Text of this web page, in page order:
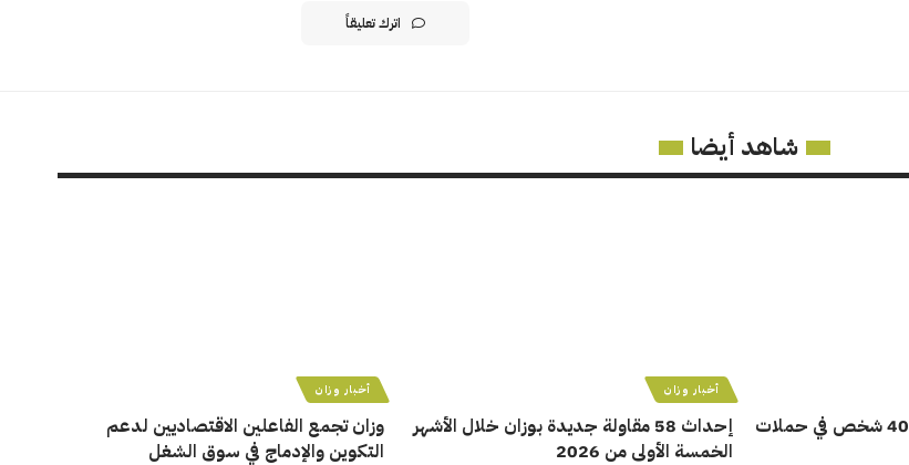
اترك تعليقاً
شاهد أيضا
أمن تطوان يوقف نحو 400 شخص في حملات
أخبار وزان
إحداث 58 مقاولة جديدة بوزان خلال الأشهر
الخمسة الأولى من 2026
أخبار وزان
وزان تجمع الفاعلين الاقتصاديين لدعم
التكوين والإدماج في سوق الشغل